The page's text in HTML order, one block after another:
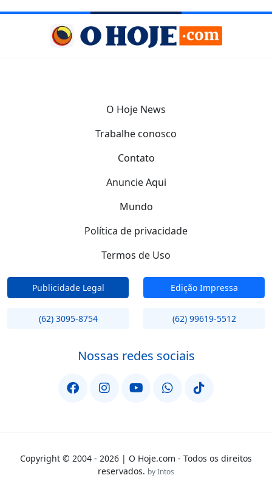
O Hoje News
Trabalhe conosco
Contato
Anuncie Aqui
Mundo
Política de privacidade
Termos de Uso
Publicidade Legal Edição Impressa
(62) 3095-8754 (62) 99619-5512
Nossas redes sociais
Copyright © 2004 - 2026 | O Hoje.com - Todos os direitos
reservados. by Intos